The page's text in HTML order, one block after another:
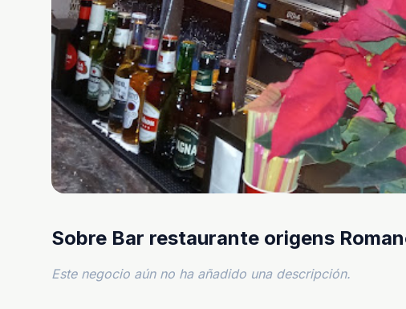
Sobre Bar restaurante origens
Este negocio aún no ha añadido una descripción.